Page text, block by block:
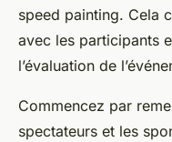
speed painting. Cela
avec les participants
l’évaluation de
Commencez par
spectateurs et les